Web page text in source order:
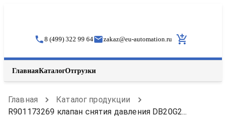
8 (499) 322 99 64 zakaz@eu-automation.ru
ГлавнаяКаталогОтгрузки
Главная
Каталог продукции
R901173269 клапан снятия давления DB20G2...